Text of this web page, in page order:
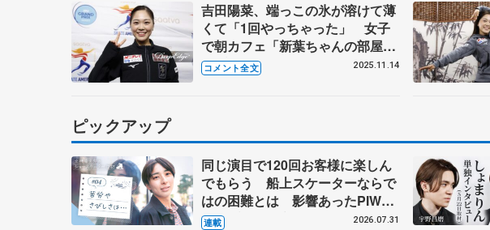
吉田陽菜、端っこの氷が溶けて薄
くて「1回やっちゃった」 女子
で朝カフェ「新葉ちゃんの部屋で
ハプニングが...」 【GP第5戦ス
ケートアメリカ公式練習】
コメント全文 2025.11.14
ピックアップ
同じ演目で120回お客様に楽しん
でもらう 船上スケーターならで
はの困難とは 影響あったPIW前
キャプテン松永さんの存在
連載 2026.07.31